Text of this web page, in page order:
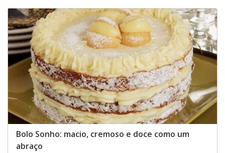
Bolo Sonho: macio, cremoso e doce como um
abraço